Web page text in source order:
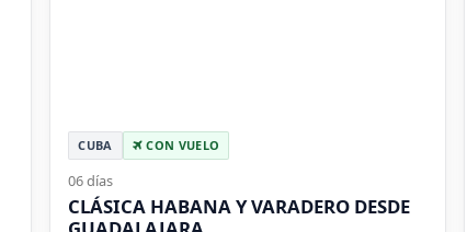
CUBA CON VUELO
06 días
CLÁSICA HABANA Y VARADERO DESDE